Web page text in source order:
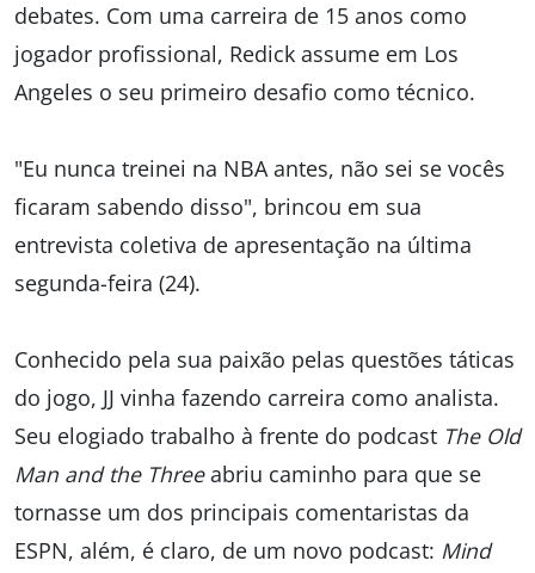
debates. Com uma carreira de 15 anos como
jogador profissional, Redick assume em Los
Angeles o seu primeiro desafio como técnico.
"Eu nunca treinei na NBA antes, não sei se vocês
ficaram sabendo disso", brincou em sua
entrevista coletiva de apresentação na última
segunda-feira (24).
Conhecido pela sua paixão pelas questões táticas
do jogo, JJ vinha fazendo carreira como analista.
Seu elogiado trabalho à frente do podcast The Old
Man and the Threeabriu caminho para que se
tornasse um dos principais comentaristas da
ESPN, além, é claro, de um novo podcast: Mind